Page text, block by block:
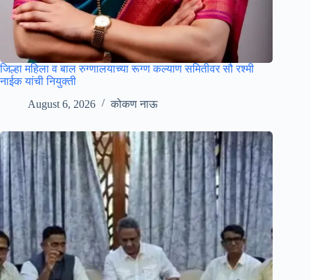
जिल्हा महिला व बाल रुग्णालयाच्या रूग्ण कल्याण समितीवर सौ रश्मी
नाईक यांची नियुक्ती
August 6, 2026
कोकण नाऊ